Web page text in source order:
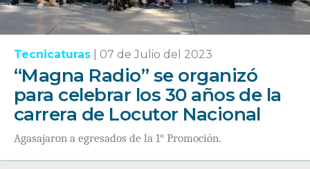
Tecnicaturas 07 de Julio del 2023
“Magna Radio” se organizó
para celebrar los 30 años de la
carrera de Locutor Nacional
Agasajaron a egresados de la 1° Promoción.